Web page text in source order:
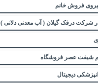
فروش خانم
شرکت درفک گیلان ( آب معدنی دلانی )
شیفت عصر فروشگاه
دیجیتال